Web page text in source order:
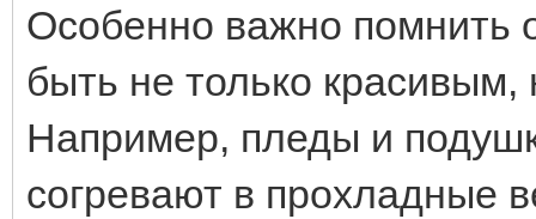
Особенно важно помнить
быть не только
Например, пледы и
согревают в прохладные